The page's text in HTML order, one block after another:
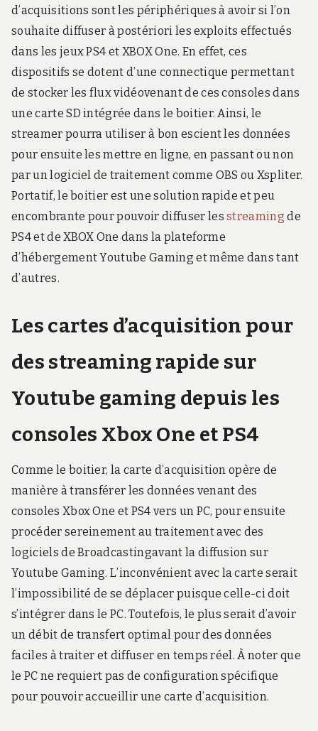
d’acquisitions sont les périphériques à avoir si l’on
souhaite diffuser à postériori les exploits effectués
dans les jeux PS4 et XBOX One. En effet, ces
dispositifs se dotent d’une connectique permettant
de stocker les flux vidéovenant de ces consoles dans
une carte SD intégrée dans le boitier. Ainsi, le
streamer pourra utiliser à bon escient les données
pour ensuite les mettre en ligne, en passant ou non
par un logiciel de traitement comme OBS ou Xspliter.
Portatif, le boitier est une solution rapide et peu
encombrante pour pouvoir diffuser lesstreaming de
PS4 et de XBOX One dans la plateforme
d’hébergement Youtube Gaming et même dans tant
d’autres.
Les cartes d’acquisition pour
des streaming rapide sur
Youtube gaming depuis les
consoles Xbox One et PS4
Comme le boitier, la carte d’acquisition opère de
manière à transférer les données venant des
consoles Xbox One et PS4 vers un PC, pour ensuite
procéder sereinement au traitement avec des
logiciels de Broadcastingavant la diffusion sur
Youtube Gaming. L’inconvénient avec la carte serait
l’impossibilité de se déplacer puisque celle-ci doit
s’intégrer dans le PC. Toutefois, le plus serait d’avoir
un débit de transfert optimal pour des données
faciles à traiter et diffuser en temps réel. À noter que
le PC ne requiert pas de configuration spécifique
pour pouvoir accueillir une carte d’acquisition.